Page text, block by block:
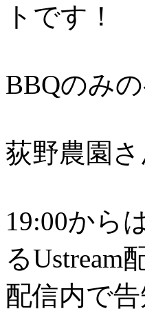
トです！
BBQのみ
荻野農園
19:00から
るUstream
配信内で